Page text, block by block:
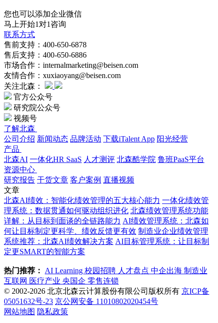
您也可以添加企业微信
马上开始1对1咨询
联系方式
售前支持：400-650-6878
售后支持：400-650-6886
市场合作：internalmarketing@beisen.com
友情合作：xuxiaoyang@beisen.com
关注北森：
官方公众号
研究院公众号
视频号
了解北森
公司介绍 新闻动态 品牌活动 下载iTalent App 阳光经营
产品
北森AI 一体化HR SaaS 人才测评 北森酷学院 鲁班PaaS平台
资源中心
研究报告 干货文章 客户案例 直播视频
文章
北森AI绩效：智能化绩效管理的五大核心能力 一体化绩效管
理系统：数据贯通如何驱动组织进化 北森绩效管理系统功能
详解：从目标到面谈的全链路能力 AI绩效管理系统：北森如
何让目标制定更科学、绩效反馈更有效 制造业企业绩效管理
系统推荐：北森AI绩效解决方案 AI目标管理系统：让目标制
定更SMART的智能方案
热门推荐： AI Learning 校园招聘 人才盘点 中企出海 制造业
互联网 医疗产业 央国企 零售连锁
© 2002-2026 北京北森云计算股份有限公司版权所有 京ICP备
05051632号-23 京公网安备 11010802020454号
网站地图 隐私政策